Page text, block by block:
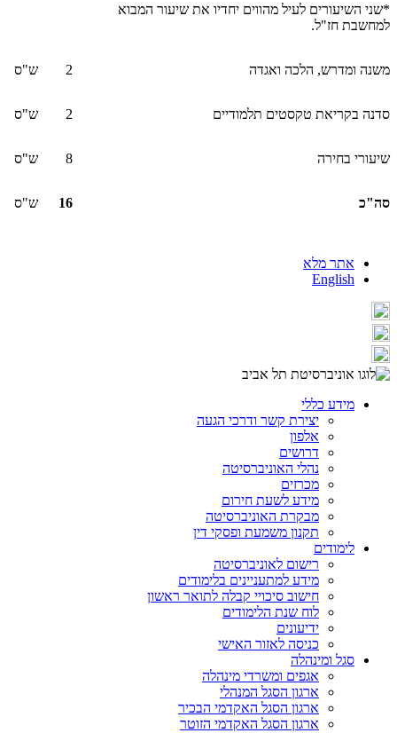
*שני השיעורים לעיל מהווים יחדיו את שיעור המבוא
למחשבת חז"ל.
משנה ומדרש, הלכה ואגדה 2 ש"ס
סדנה בקריאת טקסטים תלמודיים 2 ש"ס
שיעורי בחירה 8 ש"ס
סה"כ 16 ש"ס
אתר מלא
English
מידע כללי
יצירת קשר ודרכי הגעה
אלפון
דרושים
נהלי האוניברסיטה
מכרזים
מידע לשעת חירום
מבקרת האוניברסיטה
תקנון משמעת ופסקי דין
לימודים
רישום לאוניברסיטה
מידע למתעניינים בלימודים
חישוב סיכויי קבלה לתואר ראשון
לוח שנת הלימודים
ידיעונים
כניסה לאזור האישי
סגל ומינהלה
אגפים ומשרדי מינהלה
ארגון הסגל המנהלי
ארגון הסגל האקדמי הבכיר
ארגון הסגל האקדמי הזוטר